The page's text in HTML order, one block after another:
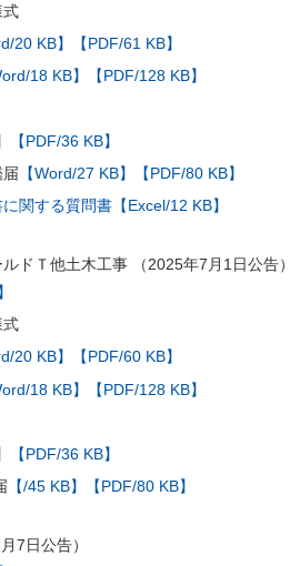
式
20 KB】
【PDF/61 KB】
18 KB】
【PDF/128 KB】
【PDF/36 KB】
【Word/27 KB】
【PDF/80 KB】
関する質問書【Excel/12 KB】
ドＴ他土木工事 （2025年7月1日公告）
式
20 KB】
【PDF/60 KB】
18 KB】
【PDF/128 KB】
【PDF/36 KB】
【/45 KB】 【PDF/80 KB】
7日公告）